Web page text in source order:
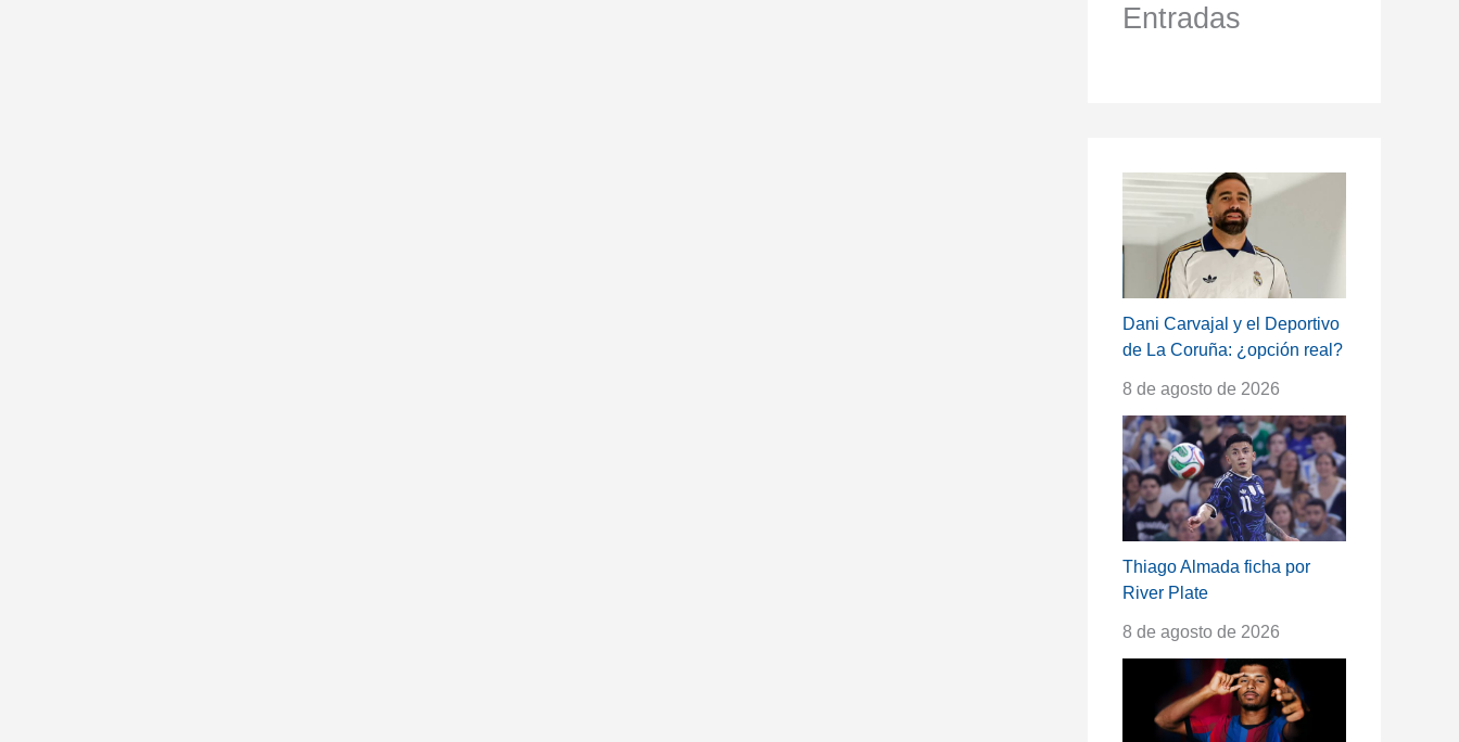
Entradas
Dani Carvajal y el Deportivo
de La Coruña: ¿opción real?
8 de agosto de 2026
Thiago Almada ficha por
River Plate
8 de agosto de 2026